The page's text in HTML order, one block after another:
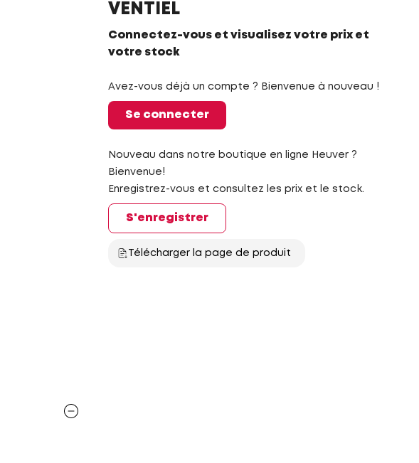
VENTIEL
Connectez-vous et visualisez votre prix et
votre stock
Avez-vous déjà un compte ? Bienvenue à nouveau !
Se connecter
Nouveau dans notre boutique en ligne Heuver ?
Bienvenue!
Enregistrez-vous et consultez les prix et le stock.
S'enregistrer
Télécharger la page de produit